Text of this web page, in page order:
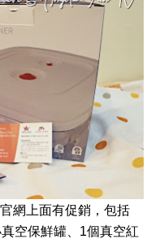
網上面有促銷，包括
空保鮮罐、1個真空紅